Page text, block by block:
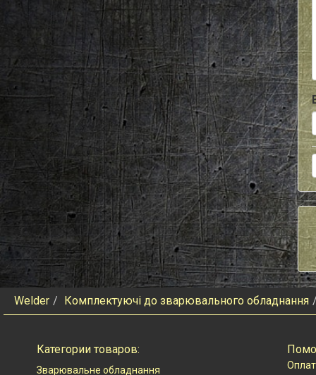
Welder Комплектуючі до зварювального обладнання
Категории товаров:
Зварювальне обладнання